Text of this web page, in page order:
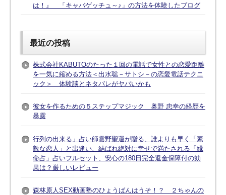
は！』 「キャバゲッチュ～♪」の方法を体験したブログ
最近の投稿
株式会社KABUTOのたった１回の電話で女性との恋愛距離
を一気に縮める方法＜出水聡－サトシ－の恋愛電話テクニ
ック＞ 体験談とネタバレがヤバいかも
彼女を作るための５ステップマジック 奥野 忠幸の経歴を
暴露
行列の出来る」占い師雲野聖運が贈る、誰よりも早く「素
敵な恋人」と出逢い、結ばれ絶対に幸せで満たされる「縁
命占」占いフルセット、安心の180日完全返金保障付の効
果は？厳しいレビュー
森林原人SEX動画塾のひょうばんはうそ！？ ２ちゃんの